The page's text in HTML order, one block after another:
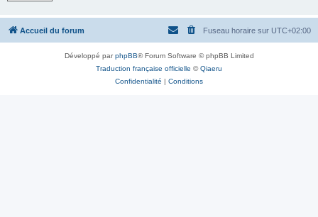
Accueil du forum Fuseau horaire sur UTC+02:00
Développé parphpBB® Forum Software © phpBB Limited
Traduction française officielle ©Qiaeru
Confidentialité | Conditions